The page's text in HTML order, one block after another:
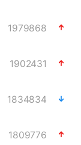
1979868
1902431
1834834
1809776